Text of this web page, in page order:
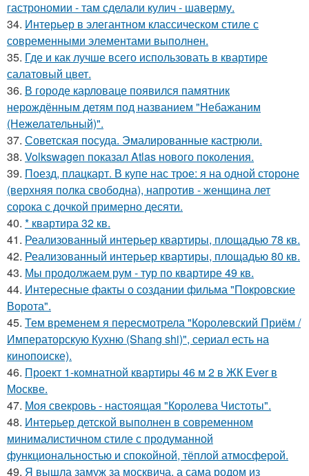
гастрономии - там сделали кулич - шаверму.
34. Интерьер в элегантном классическом стиле с
современными элементами выполнен.
35. Где и как лучше всего использовать в квартире
салатовый цвет.
36. В городе карловаце появился памятник
нерождённым детям под названием "Небажаним
(Нежелательный)".
37. Советская посуда. Эмалированные кастрюли.
38. Volkswagen показал Atlas нового поколения.
39. Поезд, плацкарт. В купе нас трое: я на одной стороне
(верхняя полка свободна), напротив - женщина лет
сорока с дочкой примерно десяти.
40. * квартира 32 кв.
41. Реализованный интерьер квартиры, площадью 78 кв.
42. Реализованный интерьер квартиры, площадью 80 кв.
43. Мы продолжаем рум - тур по квартире 49 кв.
44. Интересные факты о создании фильма "Покровские
Ворота".
45. Тем временем я пересмотрела "Королевский Приём /
Императорскую Кухню (Shang shi)", сериал есть на
кинопоиске).
46. Проект 1-комнатной квартиры 46 м 2 в ЖК Ever в
Москве.
47. Моя свекровь - настоящая "Королева Чистоты".
48. Интерьер детской выполнен в современном
минималистичном стиле с продуманной
функциональностью и спокойной, тёплой атмосферой.
49. Я вышла замуж за москвича, а сама родом из